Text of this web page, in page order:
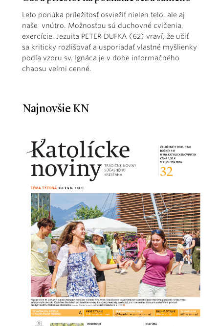
Leto ponúka príležitosť osviežiť nielen telo, ale aj
naše vnútro. Možnosťou sú duchovné cvičenia,
exercície. Jezuita PETER DUFKA (62) vraví, že učiť
sa kriticky rozlišovať a usporiadať vlastné myšlienky
podľa vzoru sv. Ignáca je v dobe informačného
chaosu veľmi cenné.
Najnovšie KN